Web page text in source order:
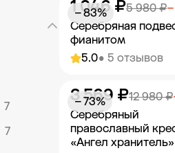
7
7
Добавить в
5.0• 5 отзывов
Серебряная
фианитом
5 980 ₽
1 046 ₽
− 83%
Добавить в
Серебряный
православный
«Ангел хранитель»
12 980 ₽
3 569 ₽
− 73%